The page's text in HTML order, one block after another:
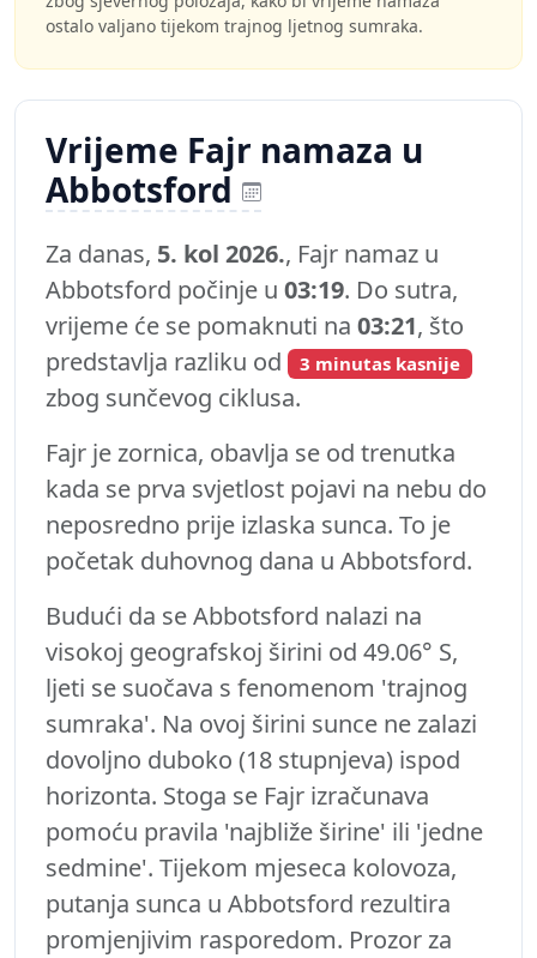
ostalo valjano tijekom trajnog ljetnog sumraka.
Vrijeme Fajr namaza u
Abbotsford
Za danas, 5. kol 2026., Fajr namaz u
Abbotsford počinje u 03:19. Do sutra,
vrijeme će se pomaknuti na 03:21, što
predstavlja razliku od
3 minutas kasnije
zbog sunčevog ciklusa.
Fajr je zornica, obavlja se od trenutka
kada se prva svjetlost pojavi na nebu do
neposredno prije izlaska sunca. To je
početak duhovnog dana u Abbotsford.
Budući da se Abbotsford nalazi na
visokoj geografskoj širini od 49.06° S,
ljeti se suočava s fenomenom 'trajnog
sumraka'. Na ovoj širini sunce ne zalazi
dovoljno duboko (18 stupnjeva) ispod
horizonta. Stoga se Fajr izračunava
pomoću pravila 'najbliže širine' ili 'jedne
sedmine'. Tijekom mjeseca kolovoza,
putanja sunca u Abbotsford rezultira
promjenjivim rasporedom. Prozor za